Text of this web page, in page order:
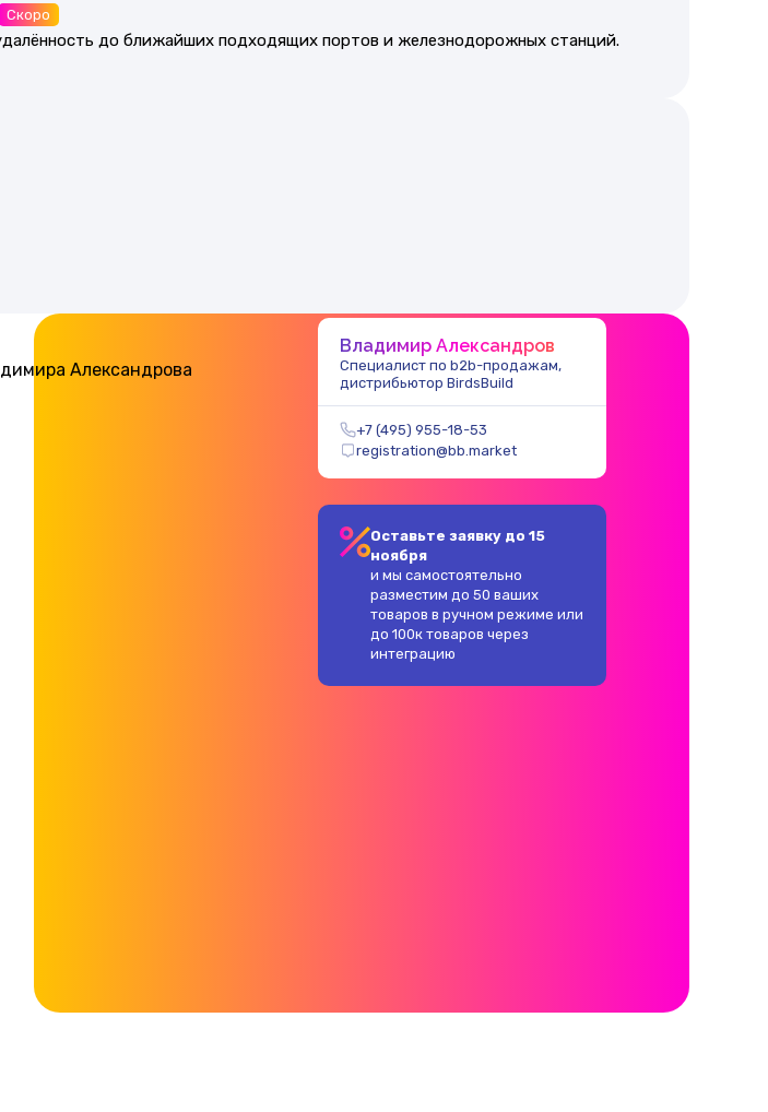
Скоро
до ближайших подходящих портов и железнодорожных станций.
Владимир Александров
Специалист по b2b-продажам,
дистрибьютор BirdsBuild
+7 (495) 955-18-53
registration@bb.market
Оставьте заявку до 15
ноября
и мы самостоятельно
разместим до 50 ваших
товаров в ручном режиме или
до 100к товаров через
интеграцию